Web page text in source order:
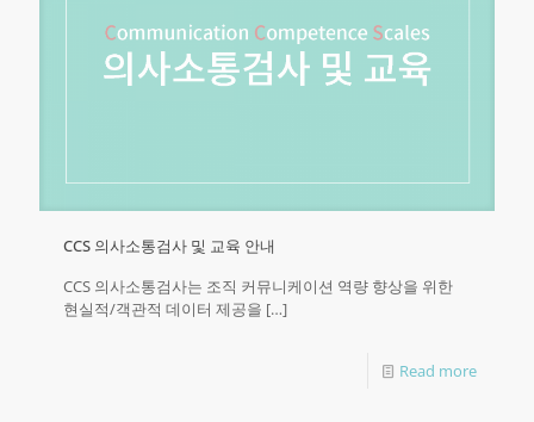
CCS 의사소통검사 및 교육 안내
CCS 의사소통검사는 조직 커뮤니케이션 역량 향상을 위한
현실적/객관적 데이터 제공을 […]
Read more